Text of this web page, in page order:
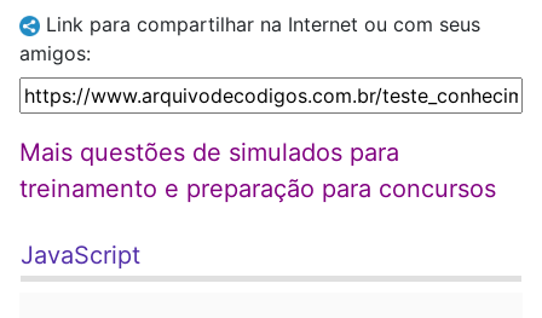
Link para compartilhar na Internet ou com seus
amigos:
Mais questões de simulados para
treinamento e preparação para concursos
JavaScript